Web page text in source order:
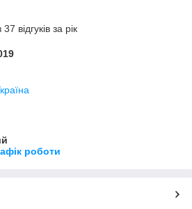
відгуків за рік
роботи